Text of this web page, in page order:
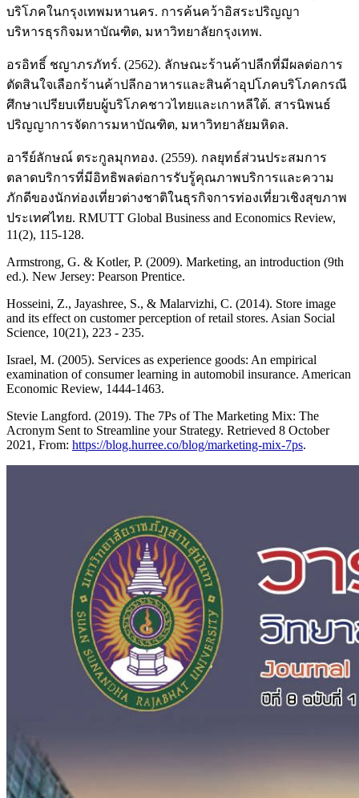
บริโภคในกรุงเทพมหานคร. การค้นคว้าอิสระปริญญา
บริหารธุรกิจมหาบัณฑิต, มหาวิทยาลัยกรุงเทพ.
อรอิทธิ์ ชญาภรภัทร์. (2562). ลักษณะร้านค้าปลีกที่มีผลต่อการ
ตัดสินใจเลือกร้านค้าปลีกอาหารและสินค้าอุปโภคบริโภคกรณี
ศึกษาเปรียบเทียบผู้บริโภคชาวไทยและเกาหลีใต้. สารนิพนธ์
ปริญญาการจัดการมหาบัณฑิต, มหาวิทยาลัยมหิดล.
อารีย์ลักษณ์ ตระกูลมุกทอง. (2559). กลยุทธ์ส่วนประสมการ
ตลาดบริการที่มีอิทธิพลต่อการรับรู้คุณภาพบริการและความ
ภักดีของนักท่องเที่ยวต่างชาติในธุรกิจการท่องเที่ยวเชิงสุขภาพ
ประเทศไทย. RMUTT Global Business and Economics Review,
11(2), 115-128.
Armstrong, G. & Kotler, P. (2009). Marketing, an introduction (9th
ed.). New Jersey: Pearson Prentice.
Hosseini, Z., Jayashree, S., & Malarvizhi, C. (2014). Store image
and its effect on customer perception of retail stores. Asian Social
Science, 10(21), 223 - 235.
Israel, M. (2005). Services as experience goods: An empirical
examination of consumer learning in automobil insurance. American
Economic Review, 1444-1463.
Stevie Langford. (2019). The 7Ps of The Marketing Mix: The
Acronym Sent to Streamline your Strategy. Retrieved 8 October
2021, From: https://blog.hurree.co/blog/marketing-mix-7ps.